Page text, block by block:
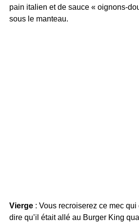
pain italien et de sauce « oignons-
sous le manteau.
Vierge: Vous recroiserez ce mec qui
dire qu’il était allé au Burger King